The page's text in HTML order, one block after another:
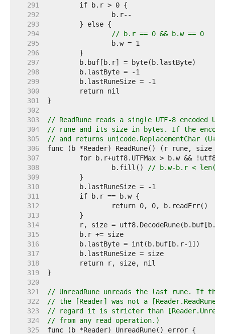
   291
   292
   293
   294
// b.r == 0 && b.w == 0
   295
   296
   297
   298
   299
   300
   301
   302
   303
// ReadRune reads a single UTF-8 encoded
   304
// rune and its size in bytes. If the
   305
// and returns unicode.ReplacementChar
   306
   307
   308
		b.fill()
// b.w-b.r <
   309
   310
   311
   312
   313
   314
   315
   316
   317
   318
   319
   320
   321
// UnreadRune unreads the last rune. If the
   322
// the [Reader] was not a
   323
// regard it is stricter than
   324
// from any read operation.)
   325